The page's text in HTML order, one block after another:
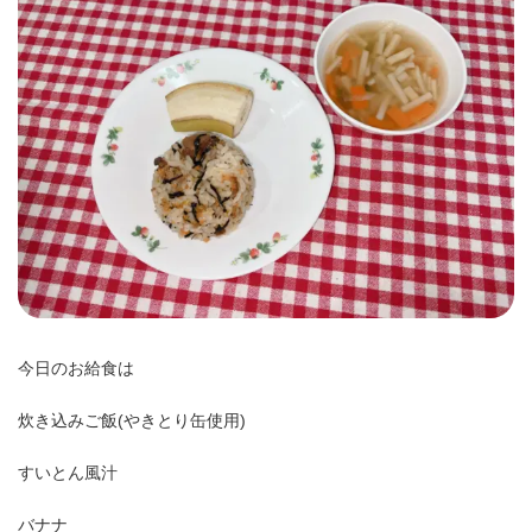
:
今日のお給食は
炊き込みご飯(やきとり缶使用)
すいとん風汁
バナナ